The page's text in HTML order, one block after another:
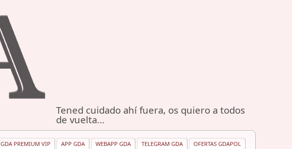
Tened cuidado ahí fuera, os quiero a todos
de vuelta...
GDA PREMIUM VIP APP GDA WEBAPP GDA TELEGRAM GDA OFERTAS GDAPOL